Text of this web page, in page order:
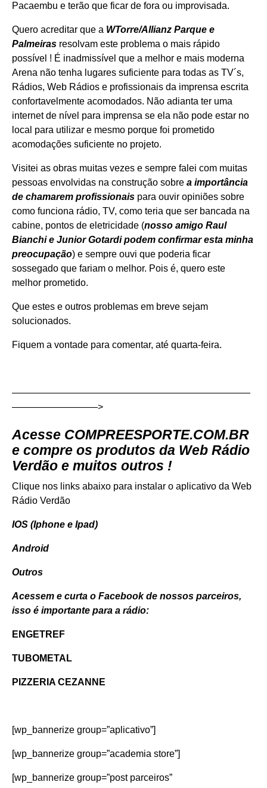
Pacaembu e terão que ficar de fora ou improvisada.
Quero acreditar que a WTorre/Allianz Parque e
Palmeiras resolvam este problema o mais rápido
possível ! É inadmissível que a melhor e mais moderna
Arena não tenha lugares suficiente para todas as TV´s,
Rádios, Web Rádios e profissionais da imprensa escrita
confortavelmente acomodados. Não adianta ter uma
internet de nível para imprensa se ela não pode estar no
local para utilizar e mesmo porque foi prometido
acomodações suficiente no projeto.
Visitei as obras muitas vezes e sempre falei com muitas
pessoas envolvidas na construção sobre a importância
de chamarem profissionais para ouvir opiniões sobre
como funciona rádio, TV, como teria que ser bancada na
cabine, pontos de eletricidade (nosso amigo Raul
Bianchi e Junior Gotardi podem confirmar esta minha
preocupação) e sempre ouvi que poderia ficar
sossegado que fariam o melhor. Pois é, quero este
melhor prometido.
Que estes e outros problemas em breve sejam
solucionados.
Fiquem a vontade para comentar, até quarta-feira.
—————————————————————————
—————————>
Acesse COMPREESPORTE.COM.BR
e compre os produtos da Web Rádio
Verdão e muitos outros !
Clique nos links abaixo para instalar o aplicativo da Web
Rádio Verdão
IOS (Iphone e Ipad)
Android
Outros
Acessem e curta o Facebook de nossos parceiros,
isso é importante para a rádio:
ENGETREF
TUBOMETAL
PIZZERIA CEZANNE
[wp_bannerize group=”aplicativo”]
[wp_bannerize group=”academia store”]
[wp_bannerize group=”post parceiros”